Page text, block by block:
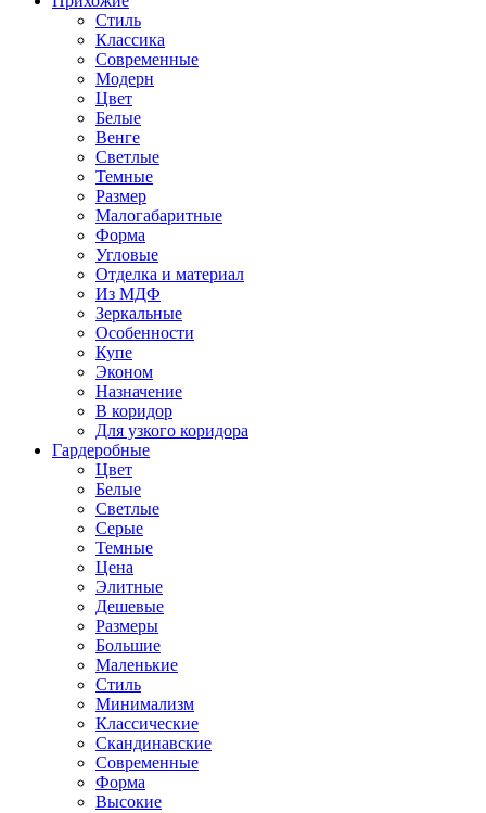
Стиль
Классика
Современные
Модерн
Цвет
Белые
Венге
Светлые
Темные
Размер
Малогабаритные
Форма
Угловые
Отделка и материал
Из МДФ
Зеркальные
Особенности
Купе
Эконом
Назначение
В коридор
Для узкого коридора
Гардеробные
Цвет
Белые
Светлые
Серые
Темные
Цена
Элитные
Дешевые
Размеры
Большие
Маленькие
Стиль
Минимализм
Классические
Скандинавские
Современные
Форма
Высокие